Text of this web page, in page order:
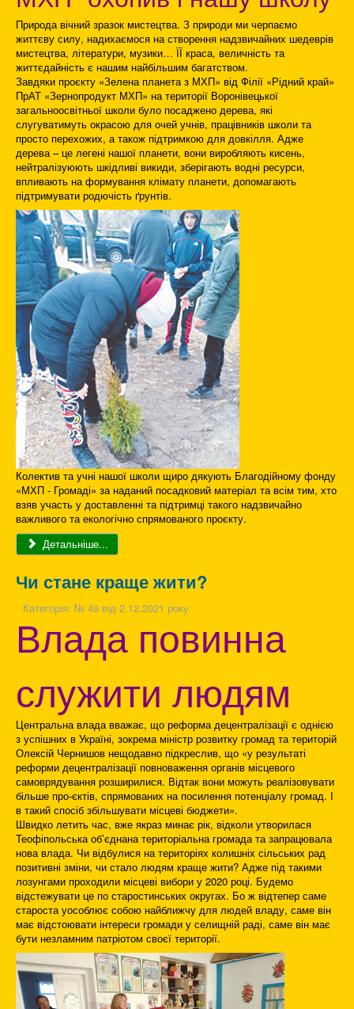
Природа вічний зразок мистецтва. З природи ми черпаємо
життєву силу, надихаємося на створення надзвичайних шедеврів
мистецтва, літератури, музики… ЇЇ краса, величність та
життєдайність є нашим найбільшим багатством.
Завдяки проєкту «Зелена планета з МХП» від Філії «Рідний край»
ПрАТ «Зернопродукт МХП» на території Воронівецької
загальноосвітньої школи було посаджено дерева, які
слугуватимуть окрасою для очей учнів, працівників школи та
просто перехожих, а також підтримкою для довкілля. Адже
дерева – це легені нашої планети, вони виробляють кисень,
нейтралізуюють шкідливі викиди, зберігають водні ресурси,
впливають на формування клімату планети, допомагають
підтримувати родючість ґрунтів.
Колектив та учні нашої школи щиро дякують Благодійному фонду
«МХП - Громаді» за наданий посадковий матеріал та всім тим, хто
взяв участь у доставленні та підтримці такого надзвичайно
важливого та екологічно спрямованого проєкту.
Детальніше...
Чи стане краще жити?
Категорія: № 49 від 2.12.2021 року
Влада повинна
служити людям
Центральна влада вважає, що реформа децентралізації є однією
з успішних в Україні, зокрема міністр розвитку громад та територій
Олексій Чернишов нещодавно підкреслив, що «у результаті
реформи децентралізації повноваження органів місцевого
самоврядування розширилися. Відтак вони можуть реалізовувати
більше про-єктів, спрямованих на посилення потенціалу громад. І
в такий спосіб збільшувати місцеві бюджети».
Швидко летить час, вже якраз минає рік, відколи утворилася
Теофіпольська об’єднана територіальна громада та запрацювала
нова влада. Чи відбулися на територіях колишніх сільських рад
позитивні зміни, чи стало людям краще жити? Адже під такими
лозунгами проходили місцеві вибори у 2020 році. Будемо
відстежувати це по старостинських округах. Бо ж відтепер саме
староста уособлює собою найближчу для людей владу, саме він
має відстоювати інтереси громади у селищній раді, саме він має
бути незламним патріотом своєї території.